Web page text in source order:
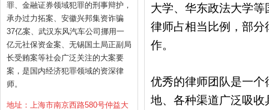
罪、金融证券领域犯罪的刑事辩护，
承办过力拓案、安徽兴邦集资诈骗
37亿案、武汉东风汽车公司挪用一
亿元社保资金案、无锡国土局正副局
长受贿案等社会广泛关注的大案要
案，是国内经济犯罪领域的资深律
师。
地址：上海市南京西路580号仲益大
大学、华东政法大学
律师占相当比例，部
作。
优秀的律师团队是一
地、各种渠道广泛吸